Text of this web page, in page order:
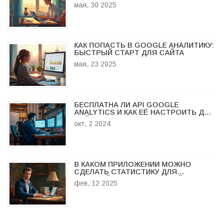
мая, 30 2025
КАК ПОПАСТЬ В GOOGLE АНАЛИТИКУ:
БЫСТРЫЙ СТАРТ ДЛЯ САЙТА
мая, 23 2025
БЕСПЛАТНА ЛИ API GOOGLE
ANALYTICS И КАК ЕЁ НАСТРОИТЬ ДЛЯ
САЙТА
окт, 2 2024
В КАКОМ ПРИЛОЖЕНИИ МОЖНО
СДЕЛАТЬ СТАТИСТИКУ ДЛЯ
НАСТРОЙКИ АНАЛИТИКИ САЙТА?
фев, 12 2025